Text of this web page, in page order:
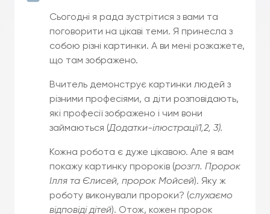
Сьогодні я рада зустрітися з вами та
поговорити на цікаві теми. Я принесла з
собою різні картинки. А ви мені розкажете,
що там зображено.
Вчитель демонструє картинки людей з
різними професіями, а діти розповідають,
які професії зображено і чим вони
займаються (Додатки-ілюстрації1,2, 3).
Кожна робота є дуже цікавою. Але я вам
покажу картинку пророків (розгл. Пророк
Ілля та Єлисей, пророк Мойсей). Яку ж
роботу виконували пророки? (слухаємо
відповіді дітей). Отож, кожен пророк